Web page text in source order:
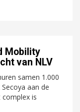
Mobility
van NLV
samen 1.000
aan de
complex is